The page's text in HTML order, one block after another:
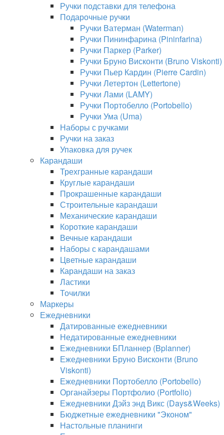
Ручки подставки для телефона
Подарочные ручки
Ручки Ватерман (Waterman)
Ручки Пининфарина (Pininfarina)
Ручки Паркер (Parker)
Ручки Бруно Висконти (Bruno Viskonti)
Ручки Пьер Кардин (Pierre Cardin)
Ручки Летертон (Lettertone)
Ручки Лами (LAMY)
Ручки Портобелло (Portobello)
Ручки Ума (Uma)
Наборы с ручками
Ручки на заказ
Упаковка для ручек
Карандаши
Трехгранные карандаши
Круглые карандаши
Прокрашенные карандаши
Строительные карандаши
Механические карандаши
Короткие карандаши
Вечные карандаши
Наборы с карандашами
Цветные карандаши
Карандаши на заказ
Ластики
Точилки
Маркеры
Ежедневники
Датированные ежедневники
Недатированные ежедневники
Ежедневники БПланнер (Bplanner)
Ежедневники Бруно Висконти (Bruno
Viskonti)
Ежедневники Портобелло (Portobello)
Органайзеры Портфолио (Portfolio)
Ежедневники Дэйз энд Викс (Days&Weeks)
Бюджетные ежедневники "Эконом"
Настольные планинги